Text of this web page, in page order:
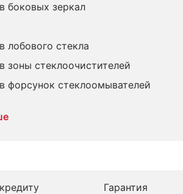
боковых зеркал
лобового стекла
зоны стеклоочистителей
форсунок стеклоомывателей
Гарантия